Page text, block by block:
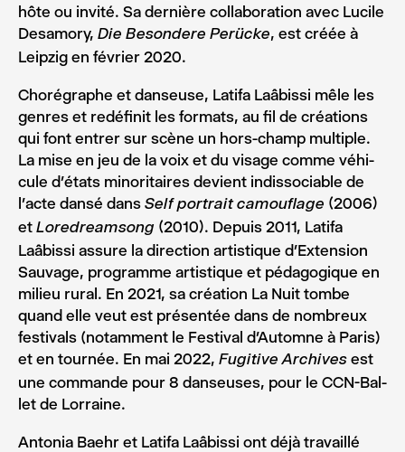
hôte ou invité. Sa der­nière col­la­bo­ra­tion avec Lucile
Desa­mo­ry, Die Beson­dere Perücke, est créée à
Leip­zig en février 2020.
Cho­ré­graphe et dan­seuse, Lati­fa Laâbissi mêle les
genres et redé­fi­nit les for­mats, au fil de créa­tions
qui font entrer sur scène un hors-champ mul­tiple.
La mise en jeu de la voix et du visage comme véhi­
cule d’états mino­ri­taires devient indis­so­ciable de
l’acte dansé dans Self por­trait camou­flage (2006)
et Lore­dream­song (2010). Depuis 2011, Lati­fa
Laâbissi assure la direc­tion artis­tique d’Extension
Sau­vage, pro­gramme artis­tique et péda­go­gique en
milieu rural. En 2021, sa créa­tion La Nuit tombe
quand elle veut est pré­sen­tée dans de nom­breux
fes­ti­vals (notam­ment le Fes­ti­val d’Automne à Paris)
et en tour­née. En mai 2022, Fugi­tive Archives est
une com­mande pour 8 dan­seuses, pour le CCN-Bal­
let de Lorraine.
Anto­nia Baehr et Lati­fa Laâbissi ont déjà tra­vaillé